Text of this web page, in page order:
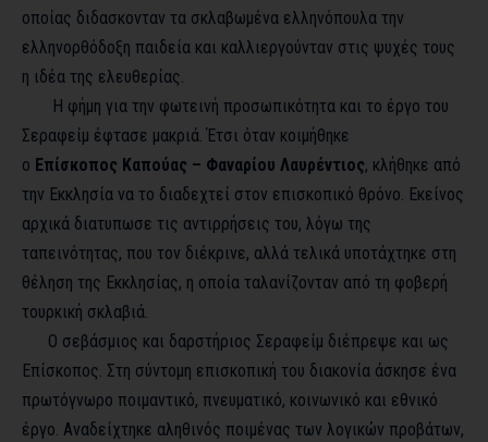
οποίας διδασκονταν τα σκλαβωμένα ελληνόπουλα την
ελληνορθόδοξη παιδεία και καλλιεργούνταν στις ψυχές τους
η ιδέα της ελευθερίας.
Η φήμη για την φωτεινή προσωπικότητα και το έργο του
Σεραφείμ έφτασε μακριά. Έτσι όταν κοιμήθηκε
ο Επίσκοπος Καπούας – Φαναρίου Λαυρέντιος, κλήθηκε από
την Εκκλησία να το διαδεχτεί στον επισκοπικό θρόνο. Εκείνος
αρχικά διατυπωσε τις αντιρρήσεις του, λόγω της
ταπεινότητας, που τον διέκρινε, αλλά τελικά υποτάχτηκε στη
θέληση της Εκκλησίας, η οποία ταλανίζονταν από τη φοβερή
τουρκική σκλαβιά.
Ο σεβάσμιος και δαρστήριος Σεραφείμ διέπρεψε και ως
Επίσκοπος. Στη σύντομη επισκοπική του διακονία άσκησε ένα
πρωτόγνωρο ποιμαντικό, πνευματικό, κοινωνικό και εθνικό
έργο. Αναδείχτηκε αληθινός ποιμένας των λογικών προβάτων,